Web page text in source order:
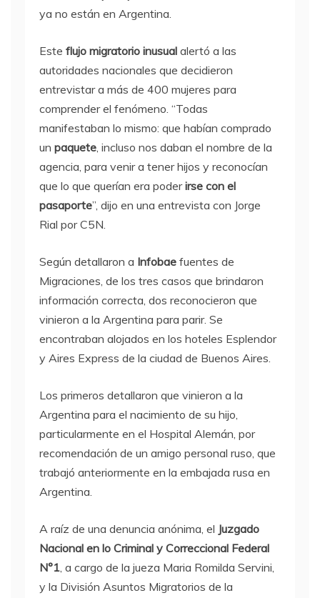
ya no están en Argentina.
Este flujo migratorio inusual alertó a las
autoridades nacionales que decidieron
entrevistar a más de 400 mujeres para
comprender el fenómeno. “Todas
manifestaban lo mismo: que habían comprado
un paquete, incluso nos daban el nombre de la
agencia, para venir a tener hijos y reconocían
que lo que querían era poderirse con el
pasaporte”, dijo en una entrevista con Jorge
Rial por C5N.
Según detallaron a Infobae fuentes de
Migraciones, de los tres casos que brindaron
información correcta, dos reconocieron que
vinieron a la Argentina para parir. Se
encontraban alojados en los hoteles Esplendor
y Aires Express de la ciudad de Buenos Aires.
Los primeros detallaron que vinieron a la
Argentina para el nacimiento de su hijo,
particularmente en el Hospital Alemán, por
recomendación de un amigo personal ruso, que
trabajó anteriormente en la embajada rusa en
Argentina.
A raíz de una denuncia anónima, el Juzgado
Nacional en lo Criminal y Correccional Federal
N°1, a cargo de la jueza Maria Romilda Servini,
y la División Asuntos Migratorios de la